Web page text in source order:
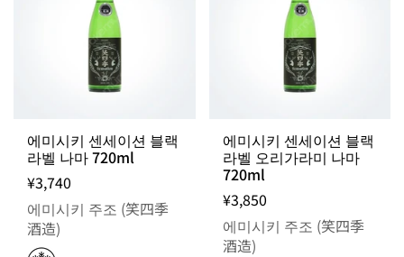
에미시키 센세이션 블랙
라벨 나마 720ml
¥3,740
에미시키 주조 (笑四季
酒造)
에미시키 센세이션 블랙
라벨 오리가라미 나마
720ml
¥3,850
에미시키 주조 (笑四季
酒造)